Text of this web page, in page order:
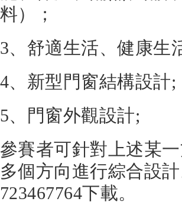
料）；
3、舒適生活、健康生
4、新型門窗結構設計;
5、門窗外觀設計;
參賽者可針對上述某
多個方向進行綜合設
723467764下載。